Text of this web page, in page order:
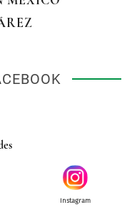
Instagram